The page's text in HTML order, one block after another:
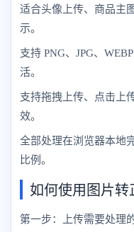
适合头像上传、商品主
示。
支持 PNG、JPG、
活。
支持拖拽上传、点击上
效。
全部处理在浏览器本地
比例。
如何使用图片
第一步：上传需要处理